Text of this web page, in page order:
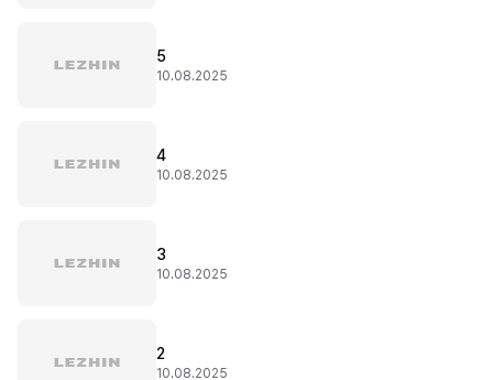
5
10.08.2025
4
10.08.2025
3
10.08.2025
2
10.08.2025